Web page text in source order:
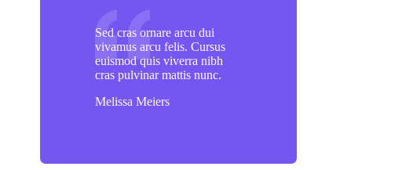
Sed cras ornare arcu dui
vivamus arcu felis. Cursus
euismod quis viverra nibh
cras pulvinar mattis nunc.
Melissa Meiers